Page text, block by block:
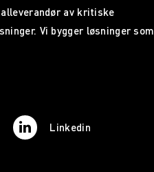
av kritiske
Vi bygger løsninger som
Linkedin